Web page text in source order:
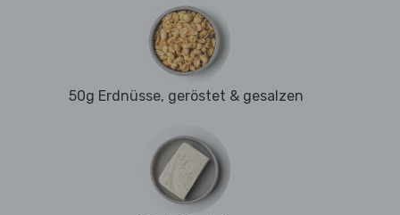
50g Erdnüsse, geröstet & gesalzen